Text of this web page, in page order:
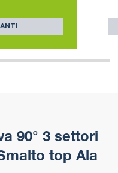
90° 3 settori
top Ala